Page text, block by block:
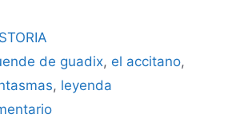
de guadix, el accitano,
, leyenda